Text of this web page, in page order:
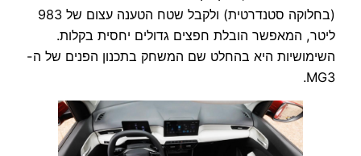
(בחלוקה סטנדרטית) ולקבל שטח הטענה עצום של 983
ליטר, המאפשר הובלת חפצים גדולים יחסית בקלות.
השימושיות היא בהחלט שם המשחק בתכנון הפנים של ה-
MG3.